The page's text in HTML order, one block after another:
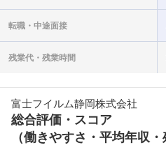
転職・ 中途面接
残業代・ 残業時間
富士フイルム静岡株式会社
総合評価・スコア
（働きやすさ・平均年収・